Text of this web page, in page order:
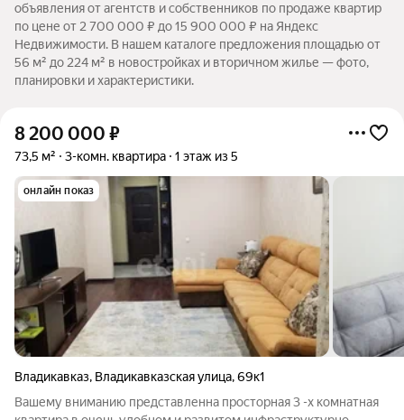
объявления от агентств и собственников по продаже квартир
по цене от 2 700 000 ₽ до 15 900 000 ₽ на Яндекс
Недвижимости. В нашем каталоге предложения площадью от
56 м² до 224 м² в новостройках и вторичном жилье — фото,
планировки и характеристики.
8 200 000 ₽
73,5 м² 3-комн. квартира 1 этаж из 5
онлайн показ
Владикавказ, Владикавказская улица,69к1
Вашему вниманию представленна просторная 3 -х комнатная